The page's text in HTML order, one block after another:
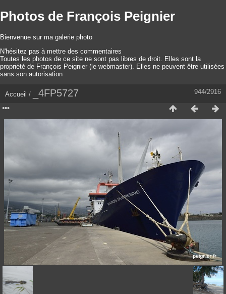
Photos de François Peignier
Bienvenue sur ma galerie photo
N'hésitez pas à mettre des commentaires
Toutes les photos de ce site ne sont pas libres de droit. Elles sont la
propriété de François Peignier (le webmaster). Elles ne peuvent être utilisées
sans son autorisation
944/2916
Accueil / _4FP5727